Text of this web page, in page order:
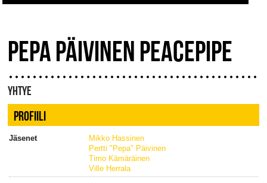
PEPA PÄIVINEN PEACEPIPE
YHTYE
PROFIILI
Jäsenet
Mikko Hassinen
Pertti "Pepa" Päivinen
Timo Kämäräinen
Ville Herrala